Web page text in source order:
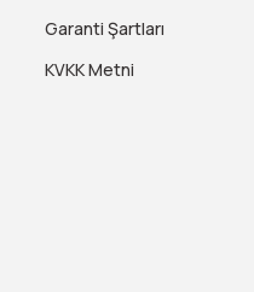
Garanti Şartları
KVKK Metni